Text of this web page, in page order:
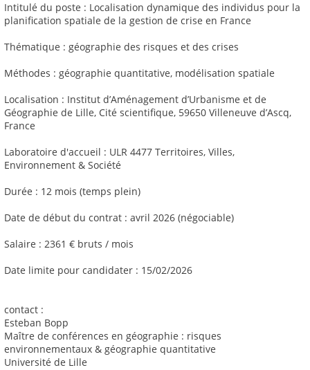
Intitulé du poste : Localisation dynamique des individus pour la
planification spatiale de la gestion de crise en France
Thématique : géographie des risques et des crises
Méthodes : géographie quantitative, modélisation spatiale
Localisation : Institut d’Aménagement d’Urbanisme et de
Géographie de Lille, Cité scientifique, 59650 Villeneuve d’Ascq,
France
Laboratoire d'accueil : ULR 4477 Territoires, Villes,
Environnement & Société
Durée : 12 mois (temps plein)
Date de début du contrat : avril 2026 (négociable)
Salaire : 2361 € bruts / mois
Date limite pour candidater : 15/02/2026
contact :
Esteban Bopp
Maître de conférences en géographie : risques
environnementaux & géographie quantitative
Université de Lille